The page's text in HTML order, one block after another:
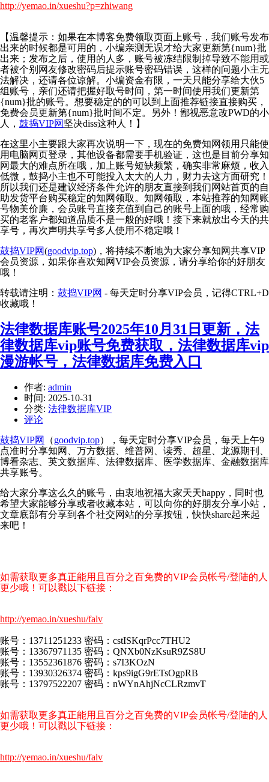
http://yemao.in/xueshu?p=zhiwang
【温馨提示：如果在本博客免费领取页面上账号，我们账号发布
出来的时候都是可用的，小编亲测无误才给大家更新第{num}批
出来；发布之后，使用的人多，账号被冻结限制掉导致不能用或
者被个别网友修改密码后提示账号密码错误，这样的问题小主无
法解决，还请各位谅解。小编资金有限，一天只能分享给大伙5
组账号，亲们还请把握好取号时间，第一时间使用我们更新第
{num}批的账号。想要稳定的的可以到上面推荐链接直接购买，
免费会员更新第{num}批时间不定。另外！鄙视恶意改PWD的小
人， 鼓捣VIP网 坚决diss这种人！】
在这里小主要跟大家再次说明一下，现在的免费知网领用只能使
用电脑网页登录，其他设备都需要手机验证，这也是目前分享知
网最大的难点所在哦，加上账号短缺频繁，确实非常麻烦，收入
低微，鼓捣小主也不可能投入太大的人力，财力去这方面研究！
所以我们还是建议经济条件允许的朋友直接到我们网站首页的自
助发货平台购买稳定的知网领取。知网领取，本站推荐的知网账
号物美价廉，会员账号直接充值到自己的账号上面的哦，经常购
买的老客户都知道品质不是一般的好哦！接下来就放出今天的共
享号，再次声明共享号多人使用不稳定哦！
鼓捣VIP网(goodvip.top)，将持续不断地为大家分享知网共享VIP
会员资源，如果你喜欢知网VIP会员资源，请分享给你的好朋友
哦！
转载请注明： 鼓捣VIP网 - 每天定时分享VIP会员，记得CTRL+D
收藏哦！
法律数据库账号2025年10月31日更新，法
律数据库vip账号免费获取，法律数据库vip
漫游帐号，法律数据库免费入口
作者: admin
时间: 2025-10-31
分类: 法律数据库VIP
评论
鼓捣VIP网
（goodvip.top），每天定时分享VIP会员，每天上午9
点准时分享知网、万方数据、维普网、读秀、超星、龙源期刊、
博看杂志、英文数据库、法律数据库、医学数据库、金融数据库
共享账号。
给大家分享这么久的账号，由衷地祝福大家天天happy，同时也
希望大家能够分享或者收藏本站，可以向你的好朋友分享小站，
文章底部有分享到各个社交网站的分享按钮，快快share起来起
来吧！
如需获取更多真正能用且百分之百免费的VIP会员帐号/登陆的人
更少哦！可以戳以下链接：
http://yemao.in/xueshu/falv
账号：13711251233 密码：cstISKqrPcc7THU2
账号：13367971135 密码：QNXb0NzKsuR9ZS8U
账号：13552361876 密码：s7I3KOzN
账号：13930326374 密码：kps9igG9rETsOgpRB
账号：13797522207 密码：nWYnAhjNcCLRzmvT
如需获取更多真正能用且百分之百免费的VIP会员帐号/登陆的人
更少哦！可以戳以下链接：
http://yemao.in/xueshu/falv